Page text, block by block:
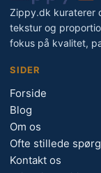
Zippy.dk kuraterer
tekstur og
fokus på kvalitet,
SIDER
Forside
Blog
Om os
Ofte stillede
Kontakt os